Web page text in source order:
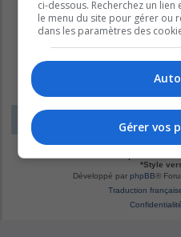
LE DOMAINE BLEU
*Original by
*Style
Développé par phpBB®
Traduction
Confidentialité
ci-dessous. Recherchez un
le menu du site pour gérer ou
dans les paramètres des
Gérer vos